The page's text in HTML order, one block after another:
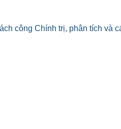
công Chính trị, phân tích và